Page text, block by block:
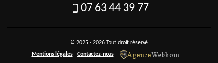
07 63 44 39 77
© 2025 - 2026 Tout droit réservé
Mentions légales- Contactez-nous